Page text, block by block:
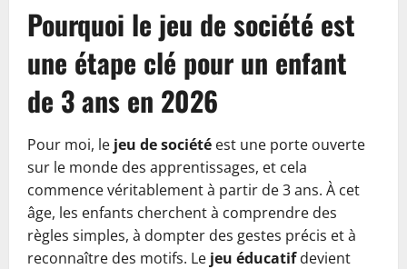
Pourquoi le jeu de société est
une étape clé pour un enfant
de 3 ans en 2026
Pour moi, le jeu de société est une porte ouverte
sur le monde des apprentissages, et cela
commence véritablement à partir de 3 ans. À cet
âge, les enfants cherchent à comprendre des
règles simples, à dompter des gestes précis et à
reconnaître des motifs. Le jeu éducatifdevient